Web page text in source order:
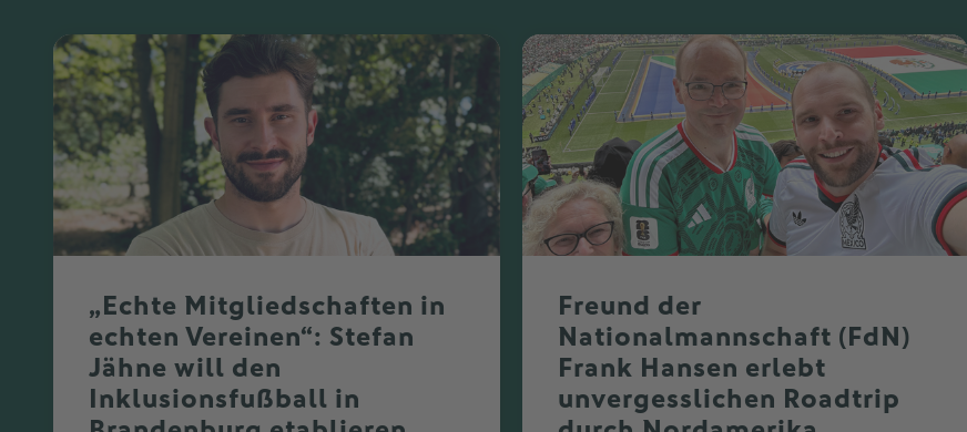
„Echte Mitgliedschaften in
echten Vereinen“: Stefan
Jähne will den
Inklusionsfußball in
Freund der
Nationalmannschaft (FdN)
Frank Hansen erlebt
unvergesslichen Roadtrip